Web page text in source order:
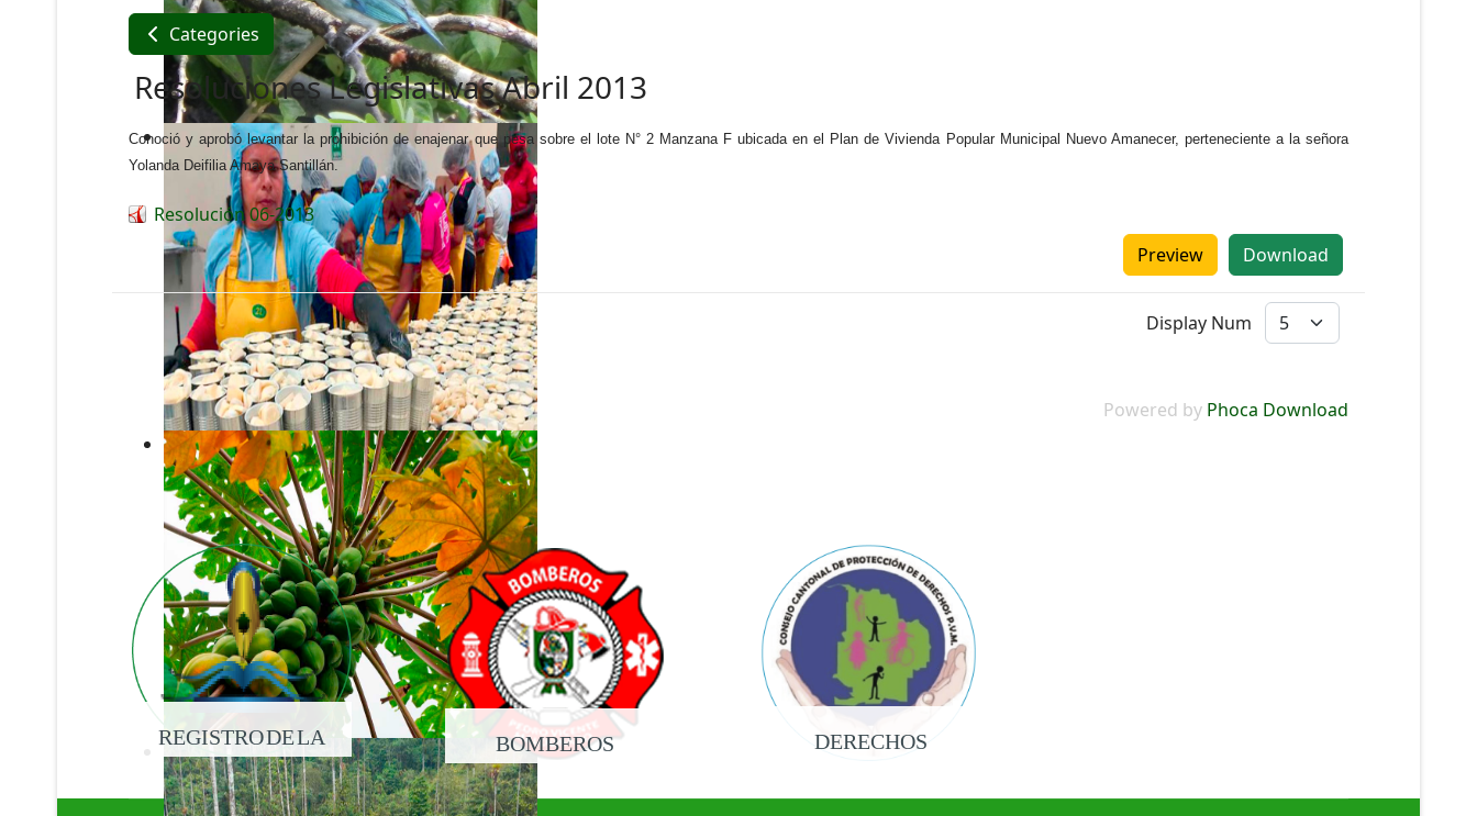
Categories
Resoluciones Legislativas Abril 2013
Conoció y aprobó levantar la prohibición de enajenar que pesa sobre el lote N° 2 Manzana F ubicada en el Plan de Vivienda Popular Municipal Nuevo Amanecer, perteneciente a la señora
Yolanda Deifilia Amaya Santillán.
Resolución 06-2013
Download
Preview
Display Num
Powered by Phoca Download
REGISTRO DE LA
PROPIEDAD
BOMBEROS DERECHOS